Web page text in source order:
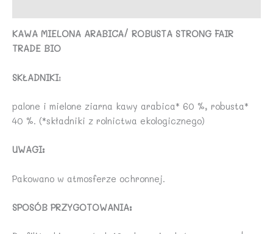
NERO
KAWA MIELONA ARABICA/ ROBUSTA STRONG FAIR
TRADE BIO
SKŁADNIKI:
palone i mielone ziarna kawy arabica* 60 %, robusta*
40 %. (*składniki z rolnictwa ekologicznego)
UWAGI:
Pakowano w atmosferze ochronnej.
SPOSÓB PRZYGOTOWANIA: